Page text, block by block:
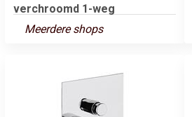
verchroomd 1-weg
Meerdere shops